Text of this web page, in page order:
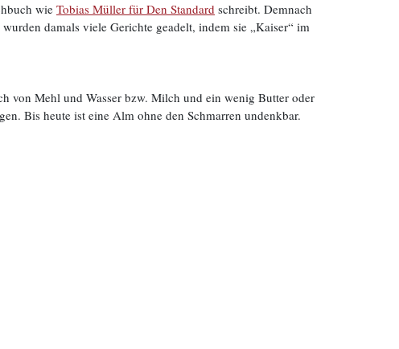
wie Tobias Müller für Den Standard schreibt. Demnach
damals viele Gerichte geadelt, indem sie „Kaiser“ im
von Mehl und Wasser bzw. Milch und ein wenig Butter oder
Bis heute ist eine Alm ohne den Schmarren undenkbar.